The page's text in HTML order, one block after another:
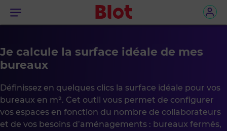
Menu
Je calcule la surface idéale de mes
bureaux
Définissez en quelques clics la surface idéale pour vos
bureaux en m². Cet outil vous permet de configurer
vos espaces en fonction du nombre de collaborateurs
et de vos besoins d’aménagements : bureaux fermés,